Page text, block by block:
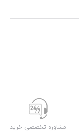
مشاوره تخصصی خرید